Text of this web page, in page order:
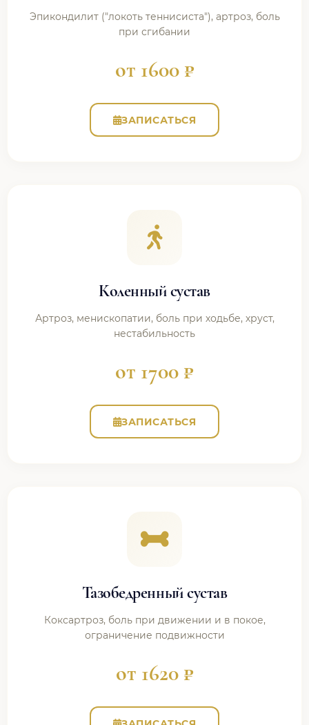
Эпикондилит ("локоть теннисиста"), артроз, боль
при сгибании
от 1600 ₽
ЗАПИСАТЬСЯ
Коленный сустав
Артроз, менископатии, боль при ходьбе, хруст,
нестабильность
от 1700 ₽
ЗАПИСАТЬСЯ
Тазобедренный сустав
Коксартроз, боль при движении и в покое,
ограничение подвижности
от 1620 ₽